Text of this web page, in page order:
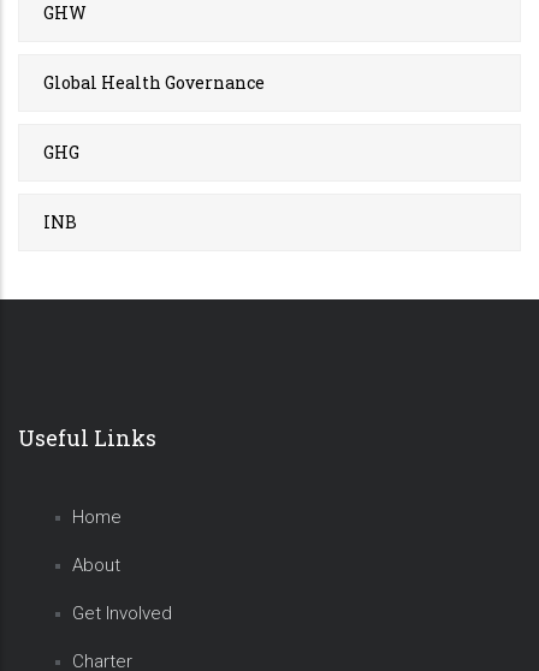
GHW
Global Health Governance
GHG
INB
Useful Links
Home
About
Get Involved
Charter